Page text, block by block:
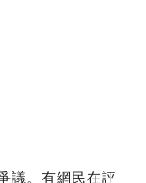
議。有網民在評